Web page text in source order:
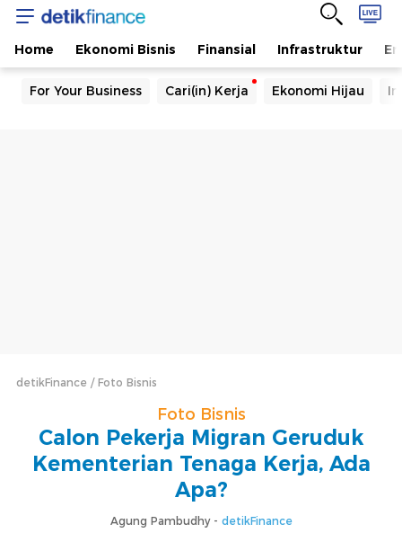
Home Ekonomi Bisnis Finansial Infrastruktur
For Your Business Cari(in) Kerja Ekonomi Hijau
detikFinance Foto Bisnis
Foto Bisnis
Calon Pekerja Migran Geruduk
Kementerian Tenaga Kerja, Ada
Apa?
Agung Pambudhy - detikFinance